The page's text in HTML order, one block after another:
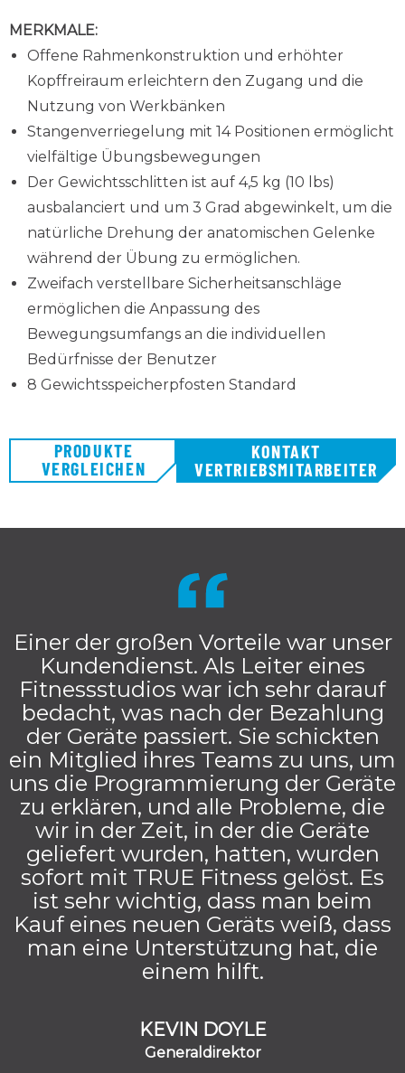
MERKMALE:
Offene Rahmenkonstruktion und erhöhter
Kopffreiraum erleichtern den Zugang und die
Nutzung von Werkbänken
Stangenverriegelung mit 14 Positionen ermöglicht
vielfältige Übungsbewegungen
Der Gewichtsschlitten ist auf 4,5 kg (10 lbs)
ausbalanciert und um 3 Grad abgewinkelt, um die
natürliche Drehung der anatomischen Gelenke
während der Übung zu ermöglichen.
Zweifach verstellbare Sicherheitsanschläge
ermöglichen die Anpassung des
Bewegungsumfangs an die individuellen
Bedürfnisse der Benutzer
8 Gewichtsspeicherpfosten Standard
PRODUKTE
VERGLEICHEN
KONTAKT
VERTRIEBSMITARBEITER
Einer der großen Vorteile war unser
Kundendienst. Als Leiter eines
Fitnessstudios war ich sehr darauf
bedacht, was nach der Bezahlung
der Geräte passiert. Sie schickten
ein Mitglied ihres Teams zu uns, um
uns die Programmierung der Geräte
zu erklären, und alle Probleme, die
wir in der Zeit, in der die Geräte
geliefert wurden, hatten, wurden
sofort mit TRUE Fitness gelöst. Es
ist sehr wichtig, dass man beim
Kauf eines neuen Geräts weiß, dass
man eine Unterstützung hat, die
einem hilft.
KEVIN DOYLE
Generaldirektor